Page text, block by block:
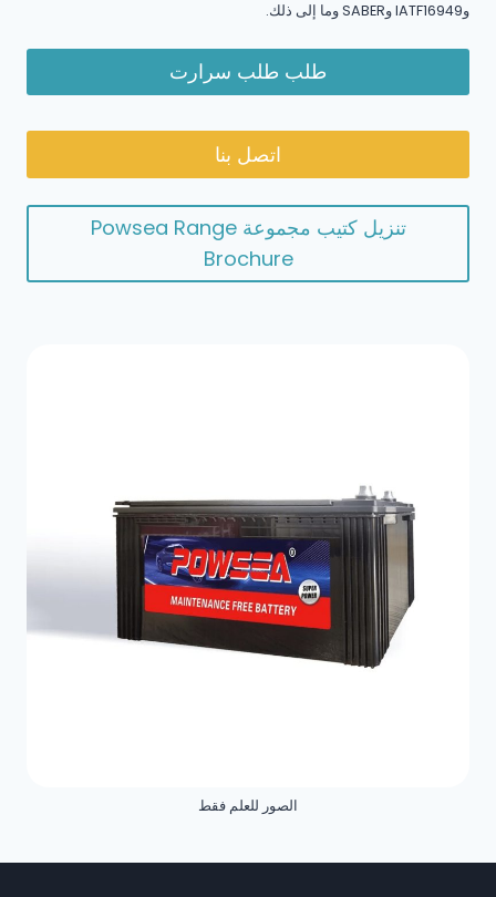
وIATF16949 وSABER وما إلى ذلك.
طلب طلب سرارت
اتصل بنا
تنزيل كتيب مجموعة Powsea Range
Brochure
الصور للعلم فقط